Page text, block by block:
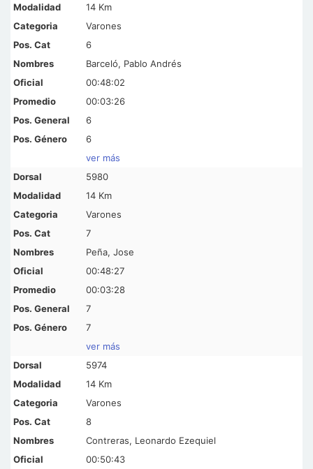
14 Km
Varones
6
Barceló, Pablo Andrés
00:48:02
00:03:26
6
6
ver más
5980
14 Km
Varones
7
Peña, Jose
00:48:27
00:03:28
7
7
ver más
5974
14 Km
Varones
8
Contreras, Leonardo Ezequiel
00:50:43